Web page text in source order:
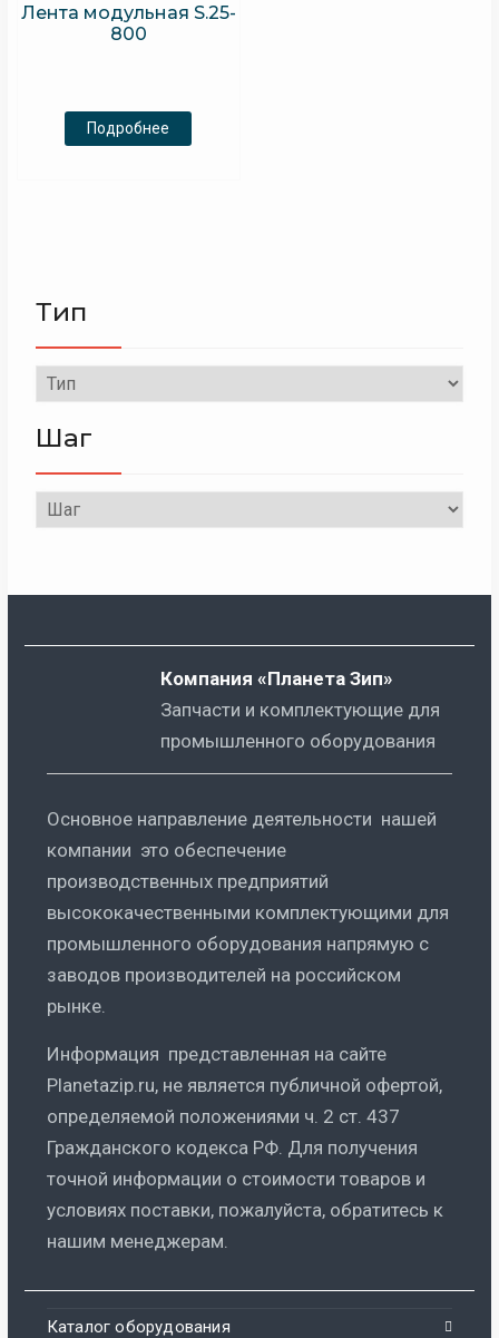
Лента модульная S.25-
800
Подробнее
Тип
Шаг
Компания «Планета Зип»
Запчасти и комплектующие для
промышленного оборудования
Основное направление деятельности нашей
компании это обеспечение
производственных предприятий
высококачественными комплектующими для
промышленного оборудования напрямую с
заводов производителей на российском
рынке.
Информация представленная на сайте
Planetazip.ru, не является публичной офертой,
определяемой положениями ч. 2 ст. 437
Гражданского кодекса РФ. Для получения
точной информации о стоимости товаров и
условиях поставки, пожалуйста, обратитесь к
нашим менеджерам.
Каталог оборудования